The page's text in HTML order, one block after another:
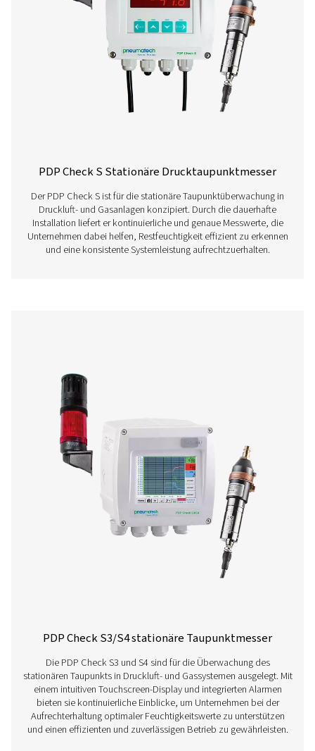
PDP Check M und M Plus sind mobile Taupunktmesser,
genaue Überwachung von Druckluft und Gasen
Sie bieten zuverlässige Einblicke in die Feuchtigkeit
helfen Unternehmen dabei, die Leistung zu optimieren
effizienten Betrieb über verschiedene Anwendungen
gewährleisten.
PDP Check S Stationäre
Installation liefert er kontinuierliche und genaue
Unternehmen dabei helfen, Restfeuchtigkeit effizient
und eine konsistente Systemleistung